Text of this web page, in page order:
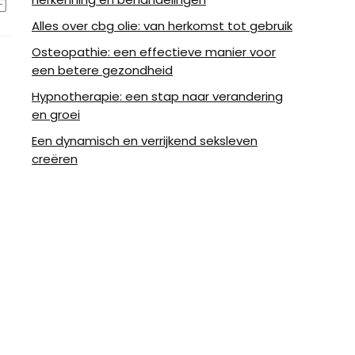
Alles over cbg olie: van herkomst tot gebruik
Osteopathie: een effectieve manier voor
een betere gezondheid
Hypnotherapie: een stap naar verandering
en groei
Een dynamisch en verrijkend seksleven
creëren